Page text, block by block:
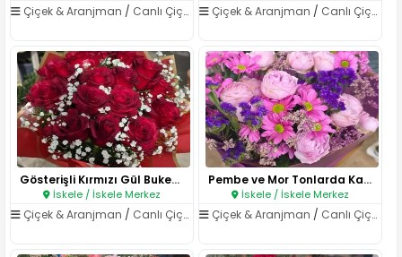
Çiçek & Aranjman / Canlı Çiçekler Çiçek & Aranjman / Canlı Çiçekler
Gösterişli Kırmızı Gül Buketi..
İskele / İskele Merkez
Çiçek & Aranjman / Canlı Çiçekler
Pembe ve Mor Tonlarda Karışık ..
İskele / İskele Merkez
Çiçek & Aranjman / Canlı Çiçekler